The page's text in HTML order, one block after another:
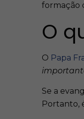
formação
O
O Papa
Se a
Portanto,